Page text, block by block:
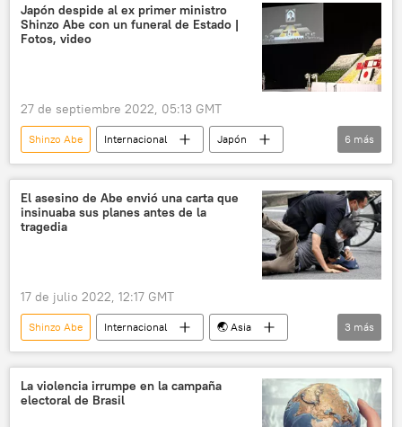
Japón despide al ex primer ministro
Shinzo Abe con un funeral de Estado |
Fotos, video
27 de septiembre 2022, 05:13 GMT
Shinzo Abe Internacional
Japón
Fumio Kishida
Asesinato de Shinzo Abe
Tokio
la India
Agencia Internacional de Energía
6 más
El asesino de Abe envió una carta que
insinuaba sus planes antes de la
tragedia
17 de julio 2022, 12:17 GMT
Shinzo Abe Internacional
🌏 Asia
Japón
asesinato cartas
3 más
La violencia irrumpe en la campaña
electoral de Brasil